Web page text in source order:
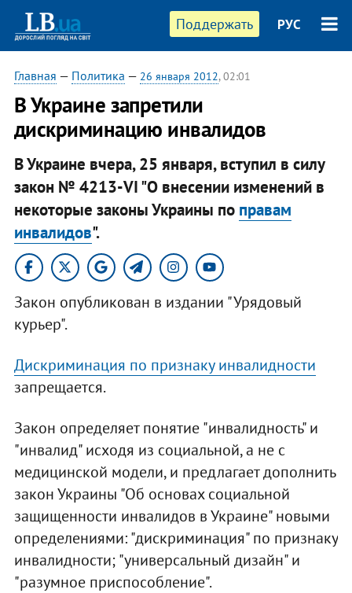
Поддержать РУС
Главная — Политика — 26 января 2012, 02:01
В Украине запретили
дискриминацию инвалидов
В Украине вчера, 25 января, вступил в силу
закон № 4213-VI "О внесении изменений в
некоторые законы Украины по правам
инвалидов".
Закон опубликован в издании "Урядовый
курьер".
Дискриминация по признаку инвалидности
запрещается.
Закон определяет понятие "инвалидность" и
"инвалид" исходя из социальной, а не с
медицинской модели, и предлагает дополнить
закон Украины "Об основах социальной
защищенности инвалидов в Украине" новыми
определениями: "дискриминация" по признаку
инвалидности; "универсальный дизайн" и
"разумное приспособление".